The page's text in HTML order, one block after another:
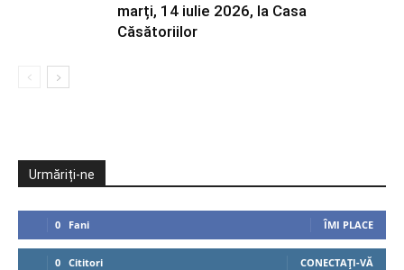
marți, 14 iulie 2026, la Casa
Căsătoriilor
Urmăriți-ne
0 Fani ÎMI PLACE
0 Cititori CONECTAȚI-VĂ